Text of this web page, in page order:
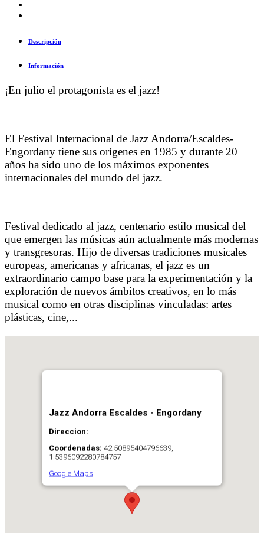
Descripción
Información
¡En julio el protagonista es el jazz!
El Festival Internacional de Jazz Andorra/Escaldes-
Engordany tiene sus orígenes en 1985 y durante 20
años ha sido uno de los máximos exponentes
internacionales del mundo del jazz.
Festival dedicado al jazz, centenario estilo musical del
que emergen las músicas aún actualmente más modernas
y transgresoras. Hijo de diversas tradiciones musicales
europeas, americanas y africanas, el jazz es un
extraordinario campo base para la experimentación y la
exploración de nuevos ámbitos creativos, en lo más
musical como en otras disciplinas vinculadas: artes
plásticas, cine,...
Jazz Andorra Escaldes - Engordany
Direccion:
Coordenadas: 42.50895404796639,
1.5396092280784757
Google Maps